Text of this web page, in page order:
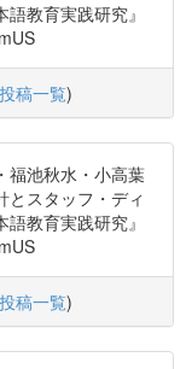
教育実践研究』
投稿一覧)
福池秋水・小高葉
とスタッフ・ディ
教育実践研究』
投稿一覧)